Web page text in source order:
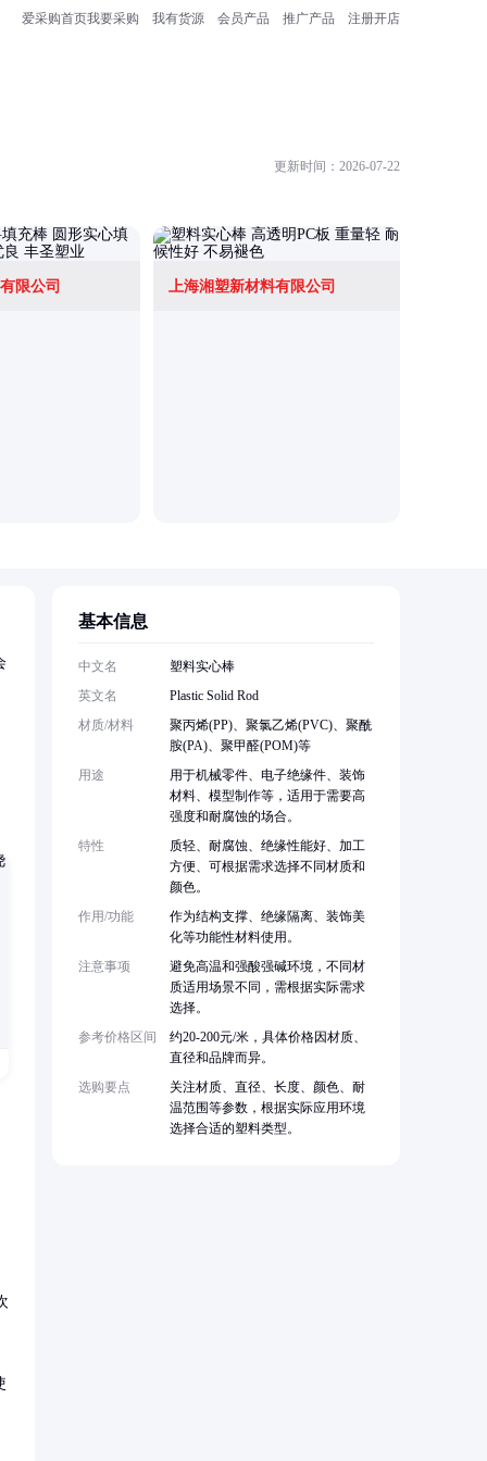
爱采购首页我要采购 我有货源 会员产品 推广产品 注册开店
更新时间：2026-07-22
限公司 上海湘塑新材料有限公司
基本信息
中文名
塑料实心棒
英文名
Plastic Solid Rod
材质/材料
聚丙烯(PP)、聚氯乙烯(PVC)、聚酰
胺(PA)、聚甲醛(POM)等
用途
用于机械零件、电子绝缘件、装饰
材料、模型制作等，适用于需要高
强度和耐腐蚀的场合。
特性
质轻、耐腐蚀、绝缘性能好、加工
方便、可根据需求选择不同材质和
颜色。
作用/功能
作为结构支撑、绝缘隔离、装饰美
化等功能性材料使用。
注意事项
避免高温和强酸强碱环境，不同材
质适用场景不同，需根据实际需求
选择。
参考价格区间
约20-200元/米，具体价格因材质、
直径和品牌而异。
选购要点
关注材质、直径、长度、颜色、耐
温范围等参数，根据实际应用环境
选择合适的塑料类型。